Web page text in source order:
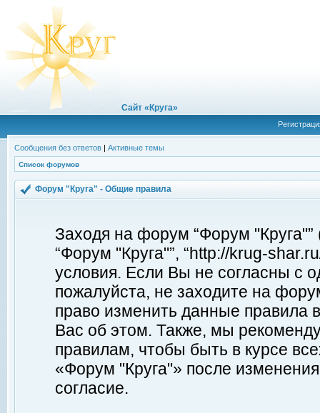
Сайт «Круга»
Сообщения без ответов | Активные темы
Список форумов
Форум "Круга" - Общие правила
Заходя на форум “Форум
“Форум "Круга"”, “http://krug-
условия. Если Вы не согласны с
пожалуйста, не заходите на
право изменить данные правила
Вас об этом. Также, мы
правилам, чтобы быть в курсе
«Форум "Круга"» после
согласие.